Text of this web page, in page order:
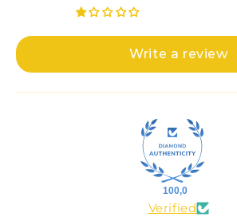
Write a review
100,0
Verified